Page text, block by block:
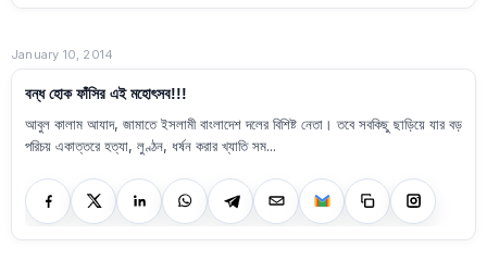
January 10, 2014
বন্ধ হোক ফাঁসির এই মহোৎসব!!!
আবুল কালাম আযাদ, জামাতে ইসলামী বাংলাদেশ দলের বিশিষ্ট নেতা। তবে সবকিছু ছাড়িয়ে যার বড়
পরিচয় একাত্তরে হত্যা, লুণ্ঠন, ধর্ষন করার খ্যাতি সম...